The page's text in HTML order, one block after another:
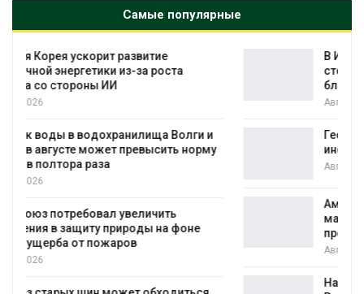
Самые популярные
и
норму
В Индии проект дата-центра Google
столкнулся с протестами из-за воды и
Геосинтетика на полигоне: как
инфраструктура обращения с
Американские экологи предупредили
масштабном загрязнении из-за
противопожарной пены
Названы ведущие экологические НКО